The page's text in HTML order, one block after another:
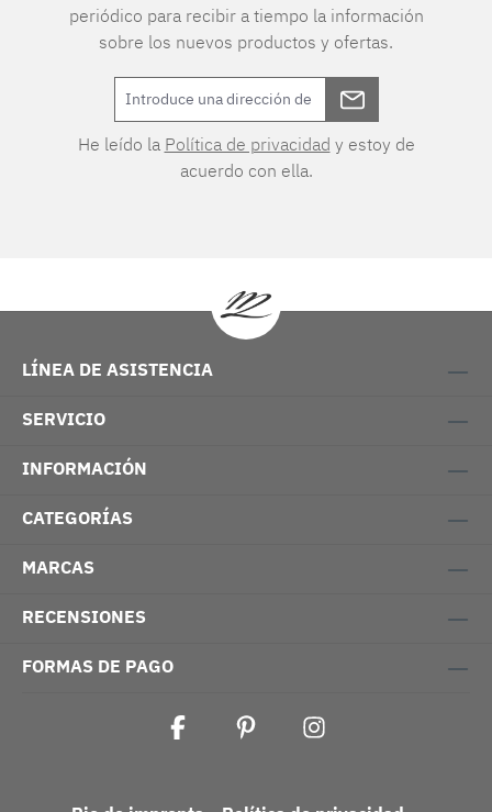
periódico para recibir a tiempo la información
sobre los nuevos productos y ofertas.
He leído la Política de privacidad y estoy de
acuerdo con ella.
LÍNEA DE ASISTENCIA
SERVICIO
INFORMACIÓN
CATEGORÍAS
MARCAS
RECENSIONES
FORMAS DE PAGO